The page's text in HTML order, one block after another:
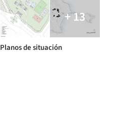
+ 13
Planos de situación